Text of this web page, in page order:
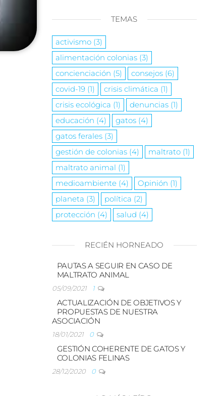
TEMAS
activismo(3)
alimentación colonias(3)
concienciación (5) consejos(6)
covid-19(1) crisis climática (1)
crisis ecológica (1) denuncias(1)
educación (4) gatos(4)
gatos ferales(3)
gestión de colonias(4) maltrato(1)
maltrato animal (1)
medioambiente(4) Opinión (1)
planeta (3) política (2)
protección (4) salud (4)
RECIÉN HORNEADO
PAUTAS A SEGUIR EN CASO DE
MALTRATO ANIMAL
05/09/2021 1
ACTUALIZACIÓN DE OBJETIVOS Y
PROPUESTAS DE NUESTRA
ASOCIACIÓN
18/01/2021 0
GESTIÓN COHERENTE DE GATOS Y
COLONIAS FELINAS
28/12/2020 0